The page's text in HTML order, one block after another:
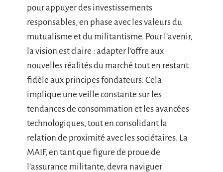
pour appuyer des investissements
responsables, en phase avec les valeurs du
mutualisme et du militantisme. Pour l’avenir,
la vision est claire : adapter l’offre aux
nouvelles réalités du marché tout en restant
fidèle aux principes fondateurs. Cela
implique une veille constante sur les
tendances de consommation et les avancées
technologiques, tout en consolidant la
relation de proximité avec les sociétaires. La
MAIF, en tant que figure de proue de
l’assurance militante, devra naviguer